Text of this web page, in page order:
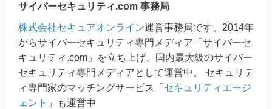
サイバーセキュリティ.com 事務局
株式会社セキュアオンライン運営事務局です。2014年
からサイバーセキュリティ専門メディア「サイバーセ
キュリティ.com」を立ち上げ、国内最大級のサイバー
セキュリティ専門メディアとして運営中。 セキュリテ
ィ専門家のマッチングサービス「 セキュリティエージ
ェント 」も運営中